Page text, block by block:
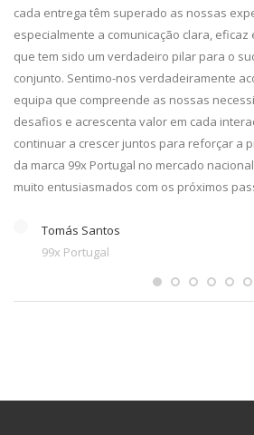
cada entrega têm superado as nossas
especialmente a comunicação clara,
que tem sido um verdadeiro pilar para o
conjunto. Sentimo-nos verdadeiramente
equipa que compreende as nossas
desafios e acrescenta valor em cada
continuar a crescer juntos para reforçar a
da marca 99x Portugal no mercado
muito entusiasmados com os próximos
Tomás Santos
99x Portugal